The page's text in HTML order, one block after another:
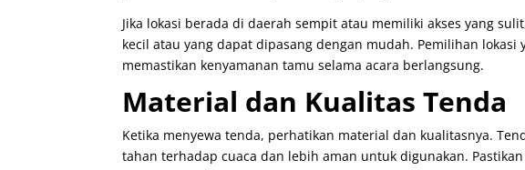
Jika lokasi berada di daerah sempit atau memiliki akses yang
kecil atau yang dapat dipasang dengan mudah. Pemilihan
memastikan kenyamanan tamu selama acara berlangsung.
Material dan Kualitas Tenda
Ketika menyewa tenda, perhatikan material dan kualitasnya.
tahan terhadap cuaca dan lebih aman untuk digunakan.